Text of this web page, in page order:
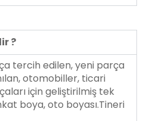
?
tercih edilen, yeni parça
otomobiller, ticari
için geliştirilmiş tek
boya, oto boyası.Tineri